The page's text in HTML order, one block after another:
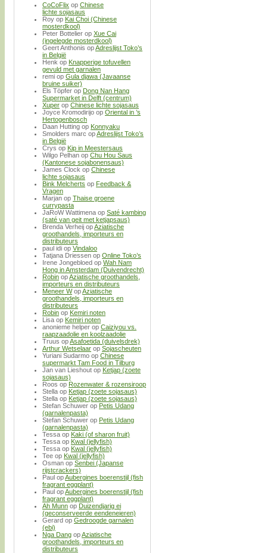
CoCoFlix op Chinese
lichte sojasaus
Roy op Kai Choi (Chinese
mosterdkool)
Peter Bottelier op Xue Cai
(ingelegde mosterdkool)
Geert Anthonis opAdreslijst Toko’s
in België
Henk op Knapperige tofuvellen
gevuld met garnalen
remi op Gula djawa (Javaanse
bruine suiker)
Els Töpfer op Dong Nan Hang
Supermarket in Delft (centrum)
Xuper op Chinese lichte sojasaus
Joyce Kromodirijo op Oriental in ’s
Hertogenbosch
Daan Hutting op Konnyaku
Smolders marc opAdreslijst Toko’s
in België
Crys op Kip in Meestersaus
Wilgo Pelhan op Chu Hou Saus
(Kantonese sojabonensaus)
James Clock op Chinese
lichte sojasaus
Bink Melcherts op Feedback &
Vragen
Marjan op Thaise groene
currypasta
JaRoW Wattimena op Saté kambing
(saté van geit met ketjapsaus)
Brenda Verheij opAziatische
groothandels, importeurs en
distributeurs
paul idi op Vindaloo
Tatjana Driessen op Online Toko’s
Irene Jongebloed op Wah Nam
Hong in Amsterdam (Duivendrecht)
Robin opAziatische groothandels,
importeurs en distributeurs
Meneer WopAziatische
groothandels, importeurs en
distributeurs
Robin op Kemiri noten
Lisa op Kemiri noten
anonieme helper op Caiziyou vs.
raapzaadolie en koolzaadolie
Truus opAsafoetida (duivelsdrek)
Arthur Wetselaar op Sojascheuten
Yuriani Sudarmo op Chinese
supermarkt Tam Food in Tilburg
Jan van Lieshout op Ketjap (zoete
sojasaus)
Roos op Rozenwater & rozensiroop
Stella op Ketjap (zoete sojasaus)
Stella op Ketjap (zoete sojasaus)
Stefan Schuwer op Petis Udang
(garnalenpasta)
Stefan Schuwer op Petis Udang
(garnalenpasta)
Tessa op Kaki (of sharon fruit)
Tessa op Kwal (jellyfish)
Tessa op Kwal (jellyfish)
Tee op Kwal (jellyfish)
Osman op Senbei (Japanse
rijstcrackers)
Paul opAubergines boerenstijl (fish
fragrant eggplant)
Paul opAubergines boerenstijl (fish
fragrant eggplant)
Ah Munn op Duizendjarig ei
(geconserveerde eendeneieren)
Gerard op Gedroogde garnalen
(ebi)
Nga Dang opAziatische
groothandels, importeurs en
distributeurs